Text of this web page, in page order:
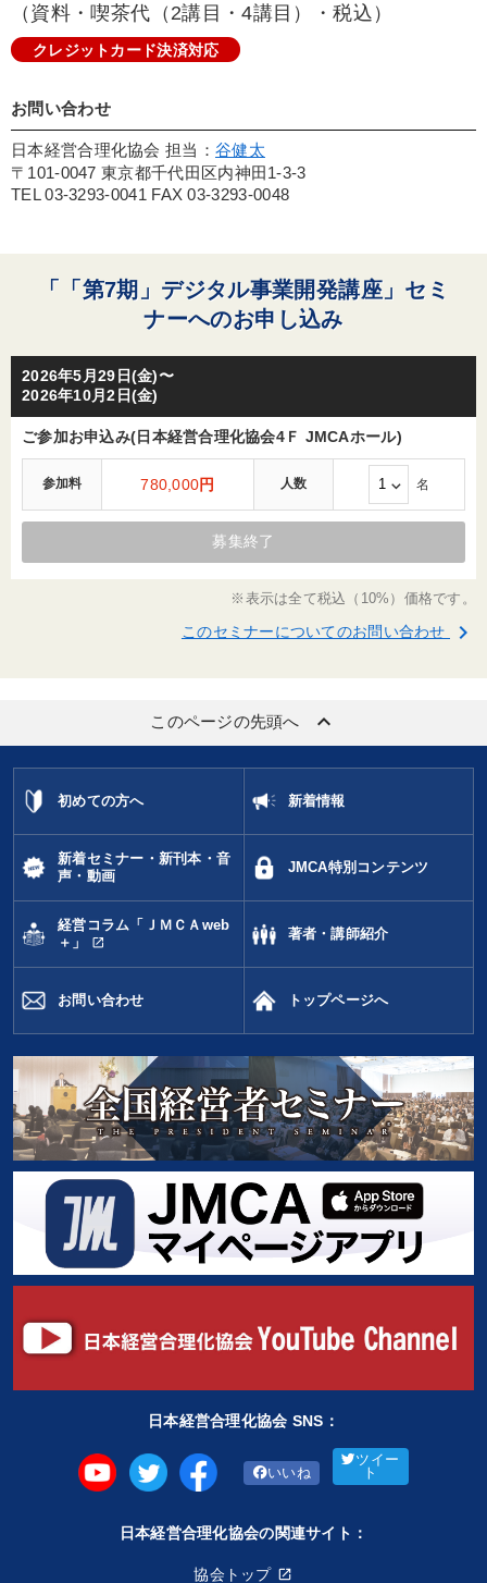
（資料・喫茶代（2講目・4講目）・税込）
クレジットカード決済対応
お問い合わせ
日本経営合理化協会 担当：谷健太
〒101-0047 東京都千代田区内神田1-3-3
TEL 03-3293-0041 FAX 03-3293-0048
「「第7期」デジタル事業開発講座」セミ
ナーへのお申し込み
2026年5月29日(金)〜
2026年10月2日(金)
ご参加お申込み(日本経営合理化協会4Ｆ JMCAホール)
参加料 780,000円 人数 名
募集終了
※表示は全て税込（10%）価格です。
このセミナーについてのお問い合わせ keyboard_arrow_right
このページの先頭へ keyboard_arrow_up
初めての方へ 新着情報
新着セミナー・新刊本・音
声・動画
JMCA特別コンテンツ
経営コラム「ＪＭＣＡweb
＋」
open_in_new
著者・講師紹介
お問い合わせ トップページへ
日本経営合理化協会 SNS：
いいね
ツイー
ト
日本経営合理化協会の関連サイト：
協会トップ